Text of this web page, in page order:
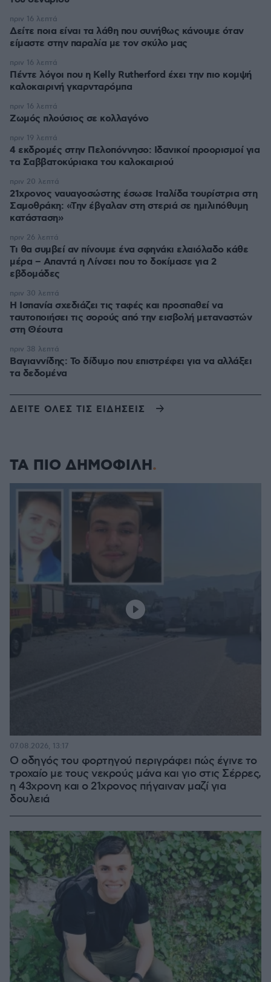
Δείτε ποια είναι τα λάθη που συνήθως κάνουμε όταν
είμαστε στην παραλία με τον σκύλο μας
πριν 16 λεπτά
Πέντε λόγοι που η Kelly Rutherford έχει την πιο κομψή
καλοκαιρινή γκαρνταρόμπα
πριν 16 λεπτά
Ζωμός πλούσιος σε κολλαγόνο
πριν 16 λεπτά
4 εκδρομές στην Πελοπόννησο: Ιδανικοί προορισμοί για
τα Σαββατοκύριακα του καλοκαιριού
πριν 19 λεπτά
21χρονος ναυαγοσώστης έσωσε Ιταλίδα τουρίστρια στη
Σαμοθράκη: «Την έβγαλαν στη στεριά σε ημιλιπόθυμη
κατάσταση»
πριν 20 λεπτά
Τι θα συμβεί αν πίνουμε ένα σφηνάκι ελαιόλαδο κάθε
μέρα – Απαντά η Λίνσει που το δοκίμασε για 2
εβδομάδες
πριν 26 λεπτά
Η Ισπανία σχεδιάζει τις ταφές και προσπαθεί να
ταυτοποιήσει τις σορούς από την εισβολή μεταναστών
στη Θέουτα
πριν 30 λεπτά
Βαγιαννίδης: Το δίδυμο που επιστρέφει για να αλλάξει
τα δεδομένα
πριν 38 λεπτά
ΔΕΙΤΕ ΟΛΕΣ ΤΙΣ ΕΙΔΗΣΕΙΣ
ΤΑ ΠΙΟ ΔΗΜΟΦΙΛΗ
Ο οδηγός του φορτηγού περιγράφει πώς έγινε το
τροχαίο με τους νεκρούς μάνα και γιο στις Σέρρες,
η 43χρονη και ο 21χρονος πήγαιναν μαζί για
δουλειά
07.08.2026, 13:17